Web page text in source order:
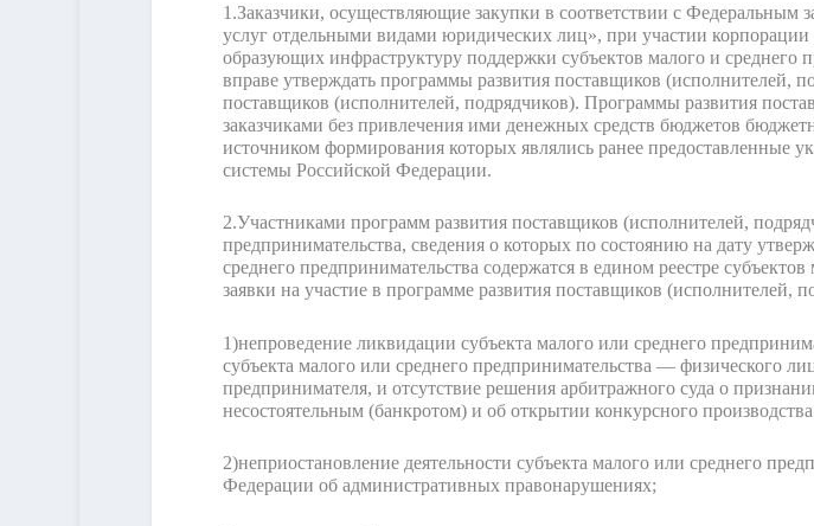
1.Заказчики, осуществляющие закупки в соответствии с Федеральным
услуг отдельными видами юридических лиц», при участии корпорации
образующих инфраструктуру поддержки субъектов малого и среднего
вправе утверждать программы развития поставщиков (исполнителей,
поставщиков (исполнителей, подрядчиков). Программы развития
заказчиками без привлечения ими денежных средств бюджетов
источником формирования которых являлись ранее предоставленные
системы Российской Федерации.
2.Участниками программ развития поставщиков (исполнителей,
предпринимательства, сведения о которых по состоянию на дату
среднего предпринимательства содержатся в едином реестре
заявки на участие в программе развития поставщиков
1)непроведение ликвидации субъекта малого или среднего
субъекта малого или среднего предпринимательства — физического
предпринимателя, и отсутствие решения арбитражного суда о
несостоятельным (банкротом) и об открытии конкурсного
2)неприостановление деятельности субъекта малого или среднего
Федерации об административных правонарушениях;